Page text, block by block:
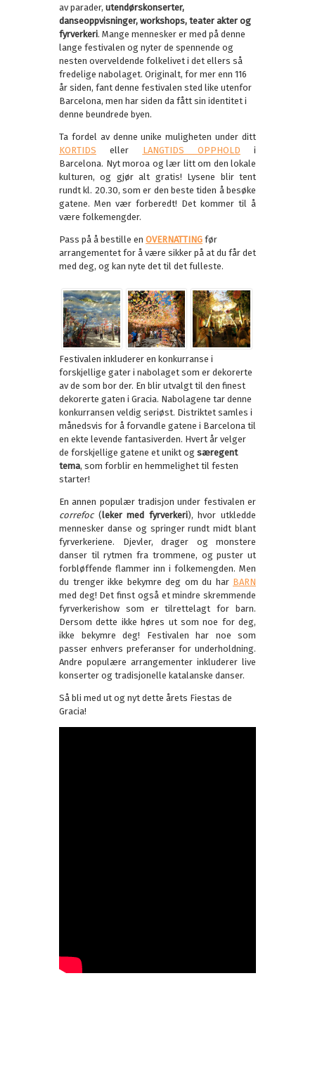
av parader, utendørskonserter,
danseoppvisninger, workshops, teater akter og
fyrverkeri. Mange mennesker er med på denne
lange festivalen og nyter de spennende og
nesten overveldende folkelivet i det ellers så
fredelige nabolaget. Originalt, for mer enn 116
år siden, fant denne festivalen sted like utenfor
Barcelona, men har siden da fått sin identitet i
denne beundrede byen.
Ta fordel av denne unike muligheten under ditt
KORTIDS eller LANGTIDS OPPHOLD i
Barcelona. Nyt moroa og lær litt om den lokale
kulturen, og gjør alt gratis! Lysene blir tent
rundt kl. 20.30, som er den beste tiden å besøke
gatene. Men vær forberedt! Det kommer til å
være folkemengder.
Pass på å bestille en OVERNATTING før
arrangementet for å være sikker på at du får det
med deg, og kan nyte det til det fulleste.
Festivalen inkluderer en konkurranse i
forskjellige gater i nabolaget som er dekorerte
av de som bor der. En blir utvalgt til den finest
dekorerte gaten i Gracia. Nabolagene tar denne
konkurransen veldig seriøst. Distriktet samles i
månedsvis for å forvandle gatene i Barcelona til
en ekte levende fantasiverden. Hvert år velger
de forskjellige gatene et unikt og særegent
tema, som forblir en hemmelighet til festen
starter!
En annen populær tradisjon under festivalen er
correfoc(leker med fyrverkeri), hvor utkledde
mennesker danse og springer rundt midt blant
fyrverkeriene. Djevler, drager og monstere
danser til rytmen fra trommene, og puster ut
forbløffende flammer inn i folkemengden. Men
du trenger ikke bekymre deg om du har BARN
med deg! Det finst også et mindre skremmende
fyrverkerishow som er tilrettelagt for barn.
Dersom dette ikke høres ut som noe for deg,
ikke bekymre deg! Festivalen har noe som
passer enhvers preferanser for underholdning.
Andre populære arrangementer inkluderer live
konserter og tradisjonelle katalanske danser.
Så bli med ut og nyt dette årets Fiestas de
Gracia!